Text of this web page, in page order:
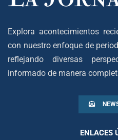
Explora acontecimientos
con nuestro enfoque de
reflejando diversas
informado de manera
ENLACES